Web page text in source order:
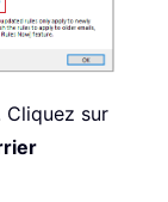
Cliquez sur